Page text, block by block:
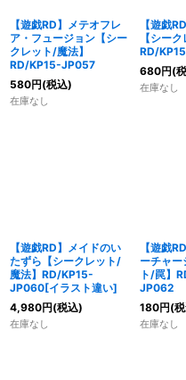
【遊戯RD】メテオフレ
ア・フュージョン【シー
クレット/魔法】
RD/KP15-JP057
580円(税込)
在庫なし
【遊戯
【シー
RD/
680円(
在庫なし
【遊戯RD】メイドのい
たずら【シークレット/
魔法】RD/KP15-
JP060[イラスト違い]
4,980円(税込)
在庫なし
【遊戯
ーチャー
ト/罠】
JP062
180円(
在庫なし